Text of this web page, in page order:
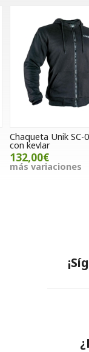
Chaqueta Unik SC-
con kevlar
132,00€
más variaciones